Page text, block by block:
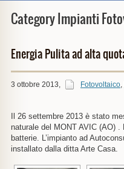
Category Impianti
Energia Pulita ad alta
3 ottobre 2013, Fotovoltaico,
Il 26 settembre 2013 è stato
naturale del MONT AVIC (AO)
batterie. L’impianto ad
installato dalla ditta Arte Casa.